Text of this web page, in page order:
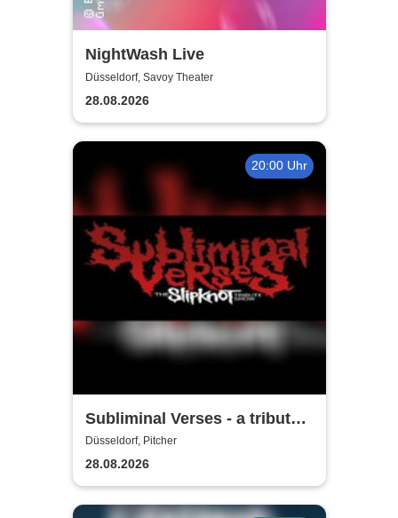
NightWash Live
Düsseldorf, Savoy Theater
28.08.2026
20:00 Uhr
Subliminal Verses - a tribute
to Slipknot
Düsseldorf, Pitcher
28.08.2026